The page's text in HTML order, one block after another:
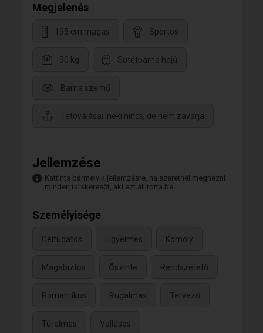
Megjelenés
195 cm magas Sportos
90 kg Sötétbarna hajú
Barna szemű
Tetoválásai: neki nincs, de nem zavarja
Jellemzése
Kattints bármelyik jellemzésre, ha szeretnél megnézni
minden társkeresőt, aki ezt állította be.
Személyisége
Céltudatos Figyelmes Komoly
Magabiztos Őszinte Rendszerető
Romantikus Rugalmas Tervező
Türelmes Vallásos